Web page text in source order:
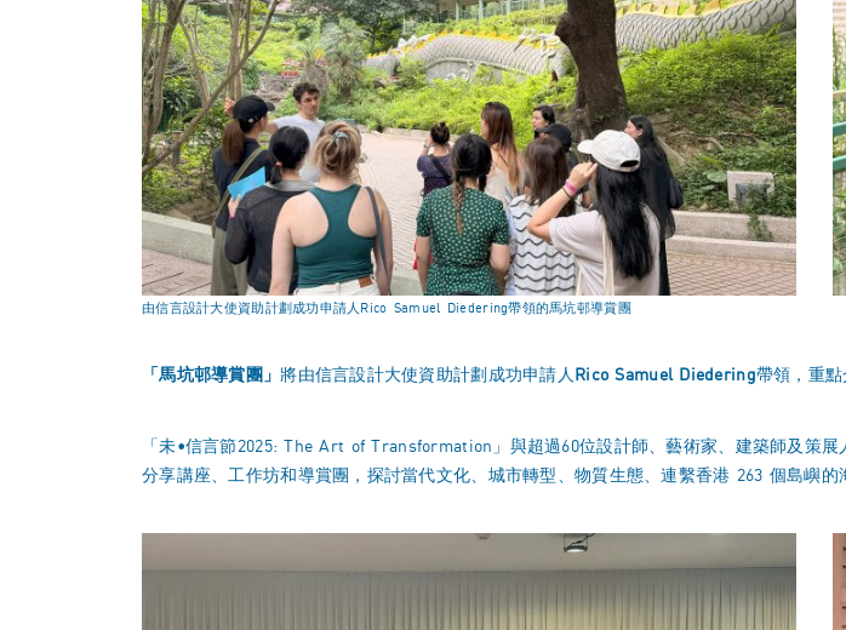
由信言設計大使資助計劃成功申請人Rico Samuel Diedering帶領的馬坑邨導賞團
「馬坑邨導賞團」將由信言設計大使資助計劃成功申請人 Rico Samuel Diedering帶領，重點
「未•信言節2025: The Art of Transformation」與超過60位設計師、藝術家、建築師及策
分享講座、工作坊和導賞團，探討當代文化、城市轉型、物質生態、連繫香港 263 個島嶼的